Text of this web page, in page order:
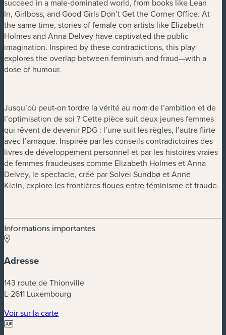
succeed in a male-dominated world, from books like Lean
In, Girlboss, and Good Girls Don’t Get the Corner Office. At
the same time, stories of female con artists like Elizabeth
Holmes and Anna Delvey have captivated the public
imagination. Inspired by these contradictions, this play
explores the overlap between feminism and fraud—with a
dose of humour.
Jusqu’où peut-on tordre la vérité au nom de l’ambition et de
l’optimisation de soi ? Cette pièce suit deux jeunes femmes
qui rêvent de devenir PDG : l’une suit les règles, l’autre flirte
avec l’arnaque. Inspirée par les conseils contradictoires des
livres de développement personnel et par les histoires vraies
de femmes fraudeuses comme Elizabeth Holmes et Anna
Delvey, le spectacle, créé par Solvei Sundbø et Anne
Klein, explore les frontières floues entre féminisme et fraude.
Informations importantes
Adresse
143 route de Thionville
L-2611 Luxembourg
Voir sur la carte(nouvelle fenêtre)